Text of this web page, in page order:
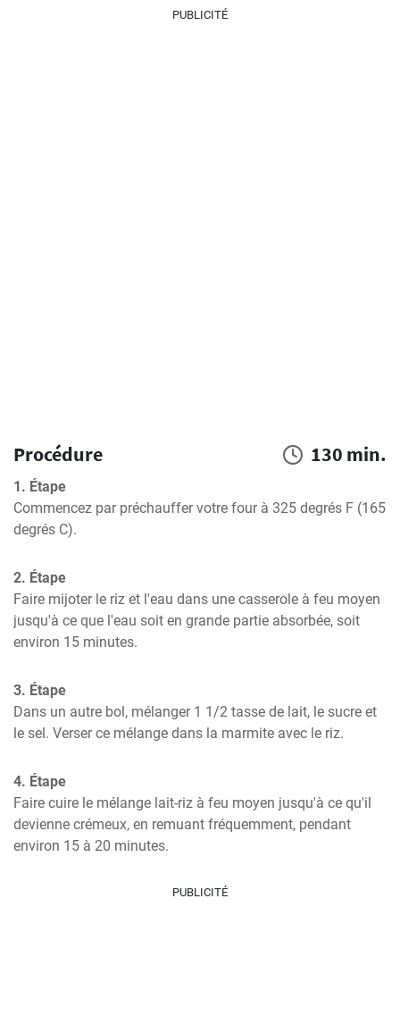
PUBLICITÉ
Procédure 130 min.
1. Étape
Commencez par préchauffer votre four à 325 degrés F (165
degrés C).
2. Étape
Faire mijoter le riz et l'eau dans une casserole à feu moyen
jusqu'à ce que l'eau soit en grande partie absorbée, soit
environ 15 minutes.
3. Étape
Dans un autre bol, mélanger 1 1/2 tasse de lait, le sucre et
le sel. Verser ce mélange dans la marmite avec le riz.
4. Étape
Faire cuire le mélange lait-riz à feu moyen jusqu'à ce qu'il
devienne crémeux, en remuant fréquemment, pendant
environ 15 à 20 minutes.
PUBLICITÉ